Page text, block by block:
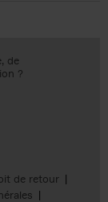
de retour
de
?